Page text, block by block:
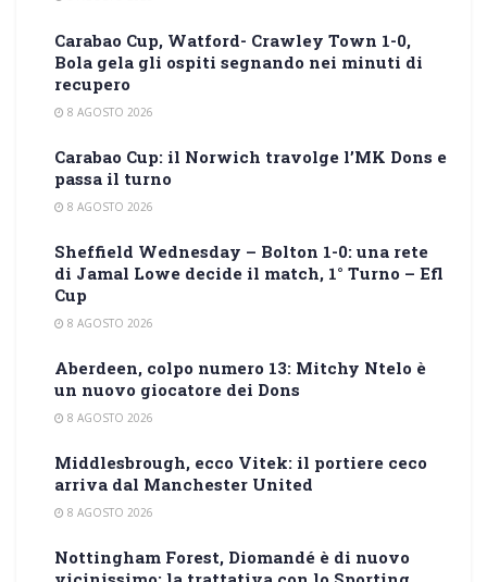
Carabao Cup, Watford- Crawley Town 1-0,
Bola gela gli ospiti segnando nei minuti di
recupero
8 AGOSTO 2026
Carabao Cup: il Norwich travolge l’MK Dons e
passa il turno
8 AGOSTO 2026
Sheffield Wednesday – Bolton 1-0: una rete
di Jamal Lowe decide il match, 1° Turno – Efl
Cup
8 AGOSTO 2026
Aberdeen, colpo numero 13: Mitchy Ntelo è
un nuovo giocatore dei Dons
8 AGOSTO 2026
Middlesbrough, ecco Vitek: il portiere ceco
arriva dal Manchester United
8 AGOSTO 2026
Nottingham Forest, Diomandé è di nuovo